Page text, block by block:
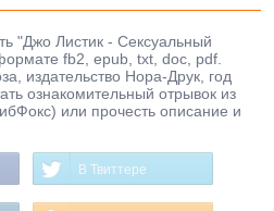
"Джо Листик - Сексуальный
fb2, epub, txt, doc, pdf.
издательство Нора-Друк, год
ознакомительный отрывок из
или прочесть описание и
В Твиттере